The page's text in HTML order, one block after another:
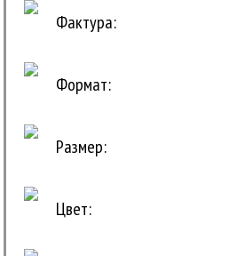
Фактура:
Формат:
Размер:
Цвет: